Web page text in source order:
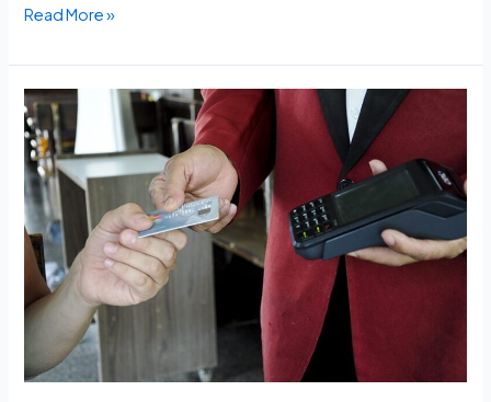
Read More »
Proposta
amplia
universo
de
atividades
que
poderão
ser
exercidas
MEIs